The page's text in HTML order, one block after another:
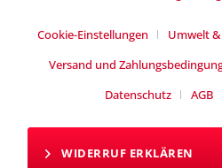
Cookie-Einstellungen Umwelt
Versand und
Datenschutz
AGB
WIDERRUF ERKLÄREN